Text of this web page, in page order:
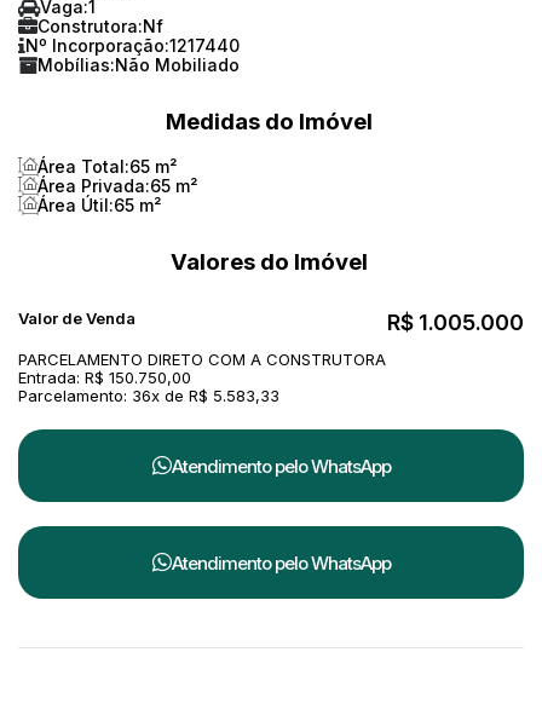
Vaga:1
Construtora:Nf
Nº Incorporação:1217440
Mobílias:Não Mobiliado
Medidas do Imóvel
Área Total:65 m²
Área Privada:65 m²
Área Útil:65 m²
Valores do Imóvel
R$ 1.005.000
Valor de Venda
PARCELAMENTO DIRETO COM A CONSTRUTORA
Entrada: R$ 150.750,00
Parcelamento: 36x de R$ 5.583,33
Atendimento peloWhatsApp
Atendimento peloWhatsApp